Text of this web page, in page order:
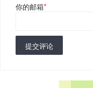
你的邮箱*
提交评论